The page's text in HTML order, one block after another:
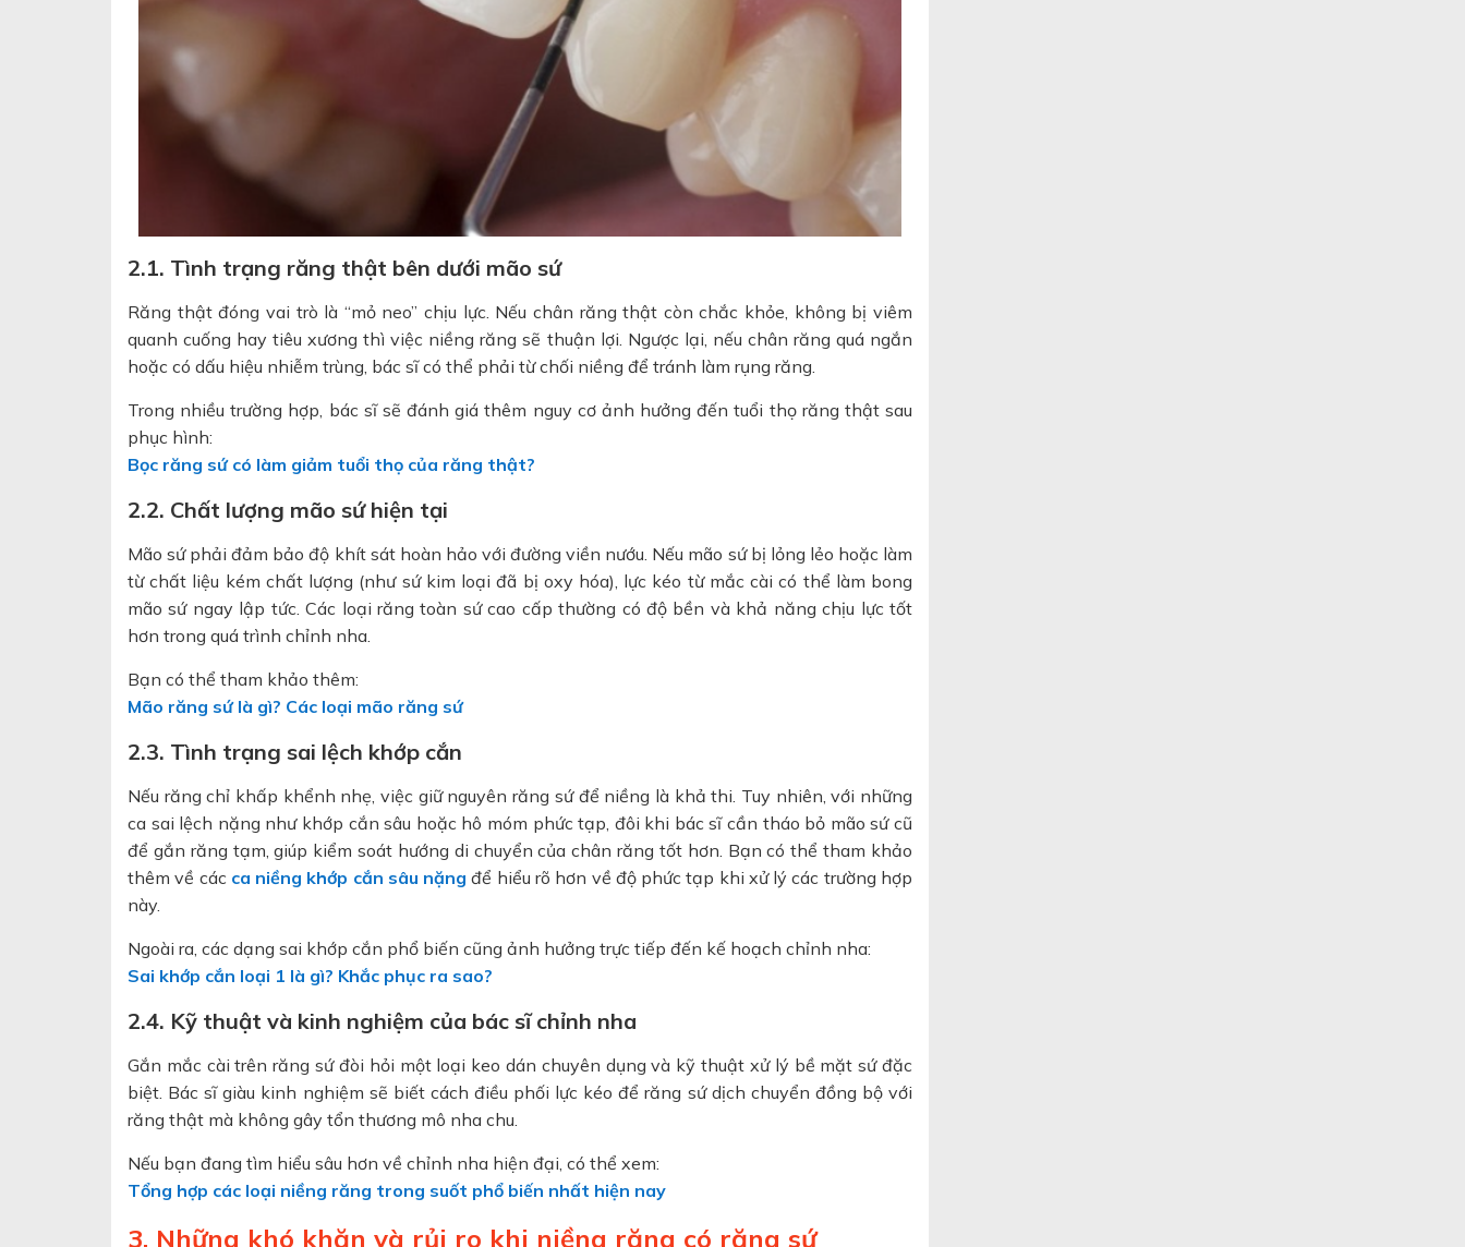
2.1. Tình trạng răng thật bên dưới mão sứ
Răng thật đóng vai trò là “mỏ neo” chịu lực. Nếu chân răng thật còn chắc khỏe, không bị viêm
quanh cuống hay tiêu xương thì việc niềng răng sẽ thuận lợi. Ngược lại, nếu chân răng quá ngắn
hoặc có dấu hiệu nhiễm trùng, bác sĩ có thể phải từ chối niềng để tránh làm rụng răng.
Trong nhiều trường hợp, bác sĩ sẽ đánh giá thêm nguy cơ ảnh hưởng đến tuổi thọ răng thật sau
phục hình:
Bọc răng sứ có làm giảm tuổi thọ của răng thật?
2.2. Chất lượng mão sứ hiện tại
Mão sứ phải đảm bảo độ khít sát hoàn hảo với đường viền nướu. Nếu mão sứ bị lỏng lẻo hoặc làm
từ chất liệu kém chất lượng (như sứ kim loại đã bị oxy hóa), lực kéo từ mắc cài có thể làm bong
mão sứ ngay lập tức. Các loại răng toàn sứ cao cấp thường có độ bền và khả năng chịu lực tốt
hơn trong quá trình chỉnh nha.
Bạn có thể tham khảo thêm:
Mão răng sứ là gì? Các loại mão răng sứ
2.3. Tình trạng sai lệch khớp cắn
Nếu răng chỉ khấp khểnh nhẹ, việc giữ nguyên răng sứ để niềng là khả thi. Tuy nhiên, với những
ca sai lệch nặng như khớp cắn sâu hoặc hô móm phức tạp, đôi khi bác sĩ cần tháo bỏ mão sứ cũ
để gắn răng tạm, giúp kiểm soát hướng di chuyển của chân răng tốt hơn. Bạn có thể tham khảo
thêm về các ca niềng khớp cắn sâu nặng để hiểu rõ hơn về độ phức tạp khi xử lý các trường hợp
này.
Ngoài ra, các dạng sai khớp cắn phổ biến cũng ảnh hưởng trực tiếp đến kế hoạch chỉnh nha:
Sai khớp cắn loại 1 là gì? Khắc phục ra sao?
2.4. Kỹ thuật và kinh nghiệm của bác sĩ chỉnh nha
Gắn mắc cài trên răng sứ đòi hỏi một loại keo dán chuyên dụng và kỹ thuật xử lý bề mặt sứ đặc
biệt. Bác sĩ giàu kinh nghiệm sẽ biết cách điều phối lực kéo để răng sứ dịch chuyển đồng bộ với
răng thật mà không gây tổn thương mô nha chu.
Nếu bạn đang tìm hiểu sâu hơn về chỉnh nha hiện đại, có thể xem:
Tổng hợp các loại niềng răng trong suốt phổ biến nhất hiện nay
3. Những khó khăn và rủi ro khi niềng răng có răng sứ